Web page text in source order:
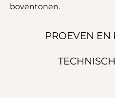
PROEVEN EN
boventonen.